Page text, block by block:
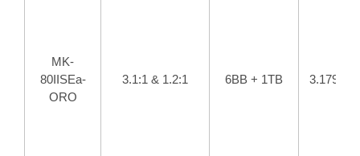
MK-
80IISEa-
ORO
3.1:1 & 1.2:1 6BB + 1TB 3.179